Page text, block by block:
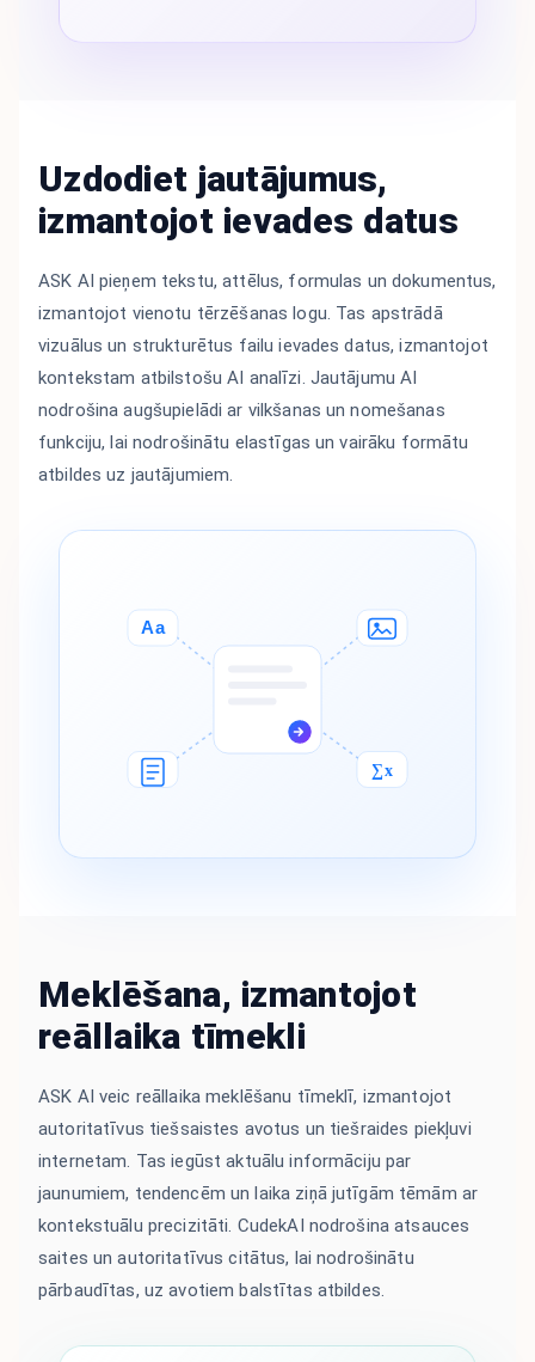
Uzdodiet jautājumus,
izmantojot ievades datus
ASK AI pieņem tekstu, attēlus, formulas un dokumentus,
izmantojot vienotu tērzēšanas logu. Tas apstrādā
vizuālus un strukturētus failu ievades datus, izmantojot
kontekstam atbilstošu AI analīzi. Jautājumu AI
nodrošina augšupielādi ar vilkšanas un nomešanas
funkciju, lai nodrošinātu elastīgas un vairāku formātu
atbildes uz jautājumiem.
Aa
∑x
Meklēšana, izmantojot
reāllaika tīmekli
ASK AI veic reāllaika meklēšanu tīmeklī, izmantojot
autoritatīvus tiešsaistes avotus un tiešraides piekļuvi
internetam. Tas iegūst aktuālu informāciju par
jaunumiem, tendencēm un laika ziņā jutīgām tēmām ar
kontekstuālu precizitāti. CudekAI nodrošina atsauces
saites un autoritatīvus citātus, lai nodrošinātu
pārbaudītas, uz avotiem balstītas atbildes.